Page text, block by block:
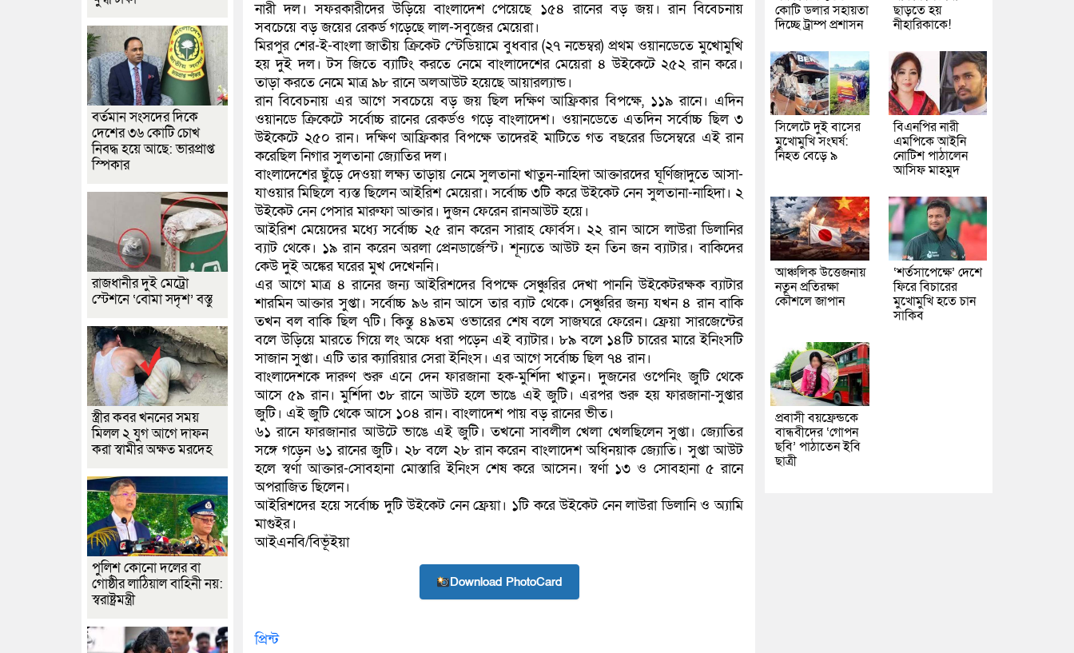
নারী দল। সফরকারীদের উড়িয়ে বাংলাদেশ পেয়েছে ১৫৪ রানের বড় জয়। রান বিবেচনায়
সবচেয়ে বড় জয়ের রেকর্ড গড়েছে লাল-সবুজের মেয়েরা।
মিরপুর শের-ই-বাংলা জাতীয় ক্রিকেট স্টেডিয়ামে বুধবার (২৭ নভেম্বর) প্রথম ওয়ানডেতে মুখোমুখি
হয় দুই দল। টস জিতে ব্যাটিং করতে নেমে বাংলাদেশের মেয়েরা ৪ উইকেটে ২৫২ রান করে।
তাড়া করতে নেমে মাত্র ৯৮ রানে অলআউট হয়েছে আয়ারল্যান্ড।
রান বিবেচনায় এর আগে সবচেয়ে বড় জয় ছিল দক্ষিণ আফ্রিকার বিপক্ষে, ১১৯ রানে। এদিন
ওয়ানডে ক্রিকেটে সর্বোচ্চ রানের রেকর্ডও গড়ে বাংলাদেশ। ওয়ানডেতে এতদিন সর্বোচ্চ ছিল ৩
উইকেটে ২৫০ রান। দক্ষিণ আফ্রিকার বিপক্ষে তাদেরই মাটিতে গত বছরের ডিসেম্বরে এই রান
করেছিল নিগার সুলতানা জ্যোতির দল।
বাংলাদেশের ছুঁড়ে দেওয়া লক্ষ্য তাড়ায় নেমে সুলতানা খাতুন-নাহিদা আক্তারদের ঘূর্ণিজাদুতে আসা-
যাওয়ার মিছিলে ব্যস্ত ছিলেন আইরিশ মেয়েরা। সর্বোচ্চ ৩টি করে উইকেট নেন সুলতানা-নাহিদা। ২
উইকেট নেন পেসার মারুফা আক্তার। দুজন ফেরেন রানআউট হয়ে।
আইরিশ মেয়েদের মধ্যে সর্বোচ্চ ২৫ রান করেন সারাহ ফোর্বস। ২২ রান আসে লাউরা ডিলানির
ব্যাট থেকে। ১৯ রান করেন অরলা প্রেনডার্জেস্ট। শূন্যতে আউট হন তিন জন ব্যাটার। বাকিদের
কেউ দুই অঙ্কের ঘরের মুখ দেখেননি।
এর আগে মাত্র ৪ রানের জন্য আইরিশদের বিপক্ষে সেঞ্চুরির দেখা পাননি উইকেটরক্ষক ব্যাটার
শারমিন আক্তার সুপ্তা। সর্বোচ্চ ৯৬ রান আসে তার ব্যাট থেকে। সেঞ্চুরির জন্য যখন ৪ রান বাকি
তখন বল বাকি ছিল ৭টি। কিন্তু ৪৯তম ওভারের শেষ বলে সাজঘরে ফেরেন। ফ্রেয়া সারজেন্টের
বলে উড়িয়ে মারতে গিয়ে লং অফে ধরা পড়েন এই ব্যাটার। ৮৯ বলে ১৪টি চারের মারে ইনিংসটি
সাজান সুপ্তা। এটি তার ক্যারিয়ার সেরা ইনিংস। এর আগে সর্বোচ্চ ছিল ৭৪ রান।
বাংলাদেশকে দারুণ শুরু এনে দেন ফারজানা হক-মুর্শিদা খাতুন। দুজনের ওপেনিং জুটি থেকে
আসে ৫৯ রান। মুর্শিদা ৩৮ রানে আউট হলে ভাঙে এই জুটি। এরপর শুরু হয় ফারজানা-সুপ্তার
জুটি। এই জুটি থেকে আসে ১০৪ রান। বাংলাদেশ পায় বড় রানের ভীত।
৬১ রানে ফারজানার আউটে ভাঙে এই জুটি। তখনো সাবলীল খেলা খেলছিলেন সুপ্তা। জ্যোতির
সঙ্গে গড়েন ৬১ রানের জুটি। ২৮ বলে ২৮ রান করেন বাংলাদেশ অধিনয়াক জ্যোতি। সুপ্তা আউট
হলে স্বর্ণা আক্তার-সোবহানা মোস্তারি ইনিংস শেষ করে আসেন। স্বর্ণা ১৩ ও সোবহানা ৫ রানে
অপরাজিত ছিলেন।
আইরিশদের হয়ে সর্বোচ্চ দুটি উইকেট নেন ফ্রেয়া। ১টি করে উইকেট নেন লাউরা ডিলানি ও অ্যামি
মাগুইর।
আইএনবি/বিভূঁইয়া
Download PhotoCard
প্রিন্ট
বর্তমান সংসদের দিকে
দেশের ৩৬ কোটি চোখ
নিবদ্ধ হয়ে আছে: ভারপ্রাপ্ত
স্পিকার
রাজধানীর দুই মেট্রো
স্টেশনে ‘বোমা সদৃশ’ বস্তু
স্ত্রীর কবর খননের সময়
মিলল ২ যুগ আগে দাফন
করা স্বামীর অক্ষত মরদেহ
পুলিশ কোনো দলের বা
গোষ্ঠীর লাঠিয়াল বাহিনী নয়:
স্বরাষ্ট্রমন্ত্রী
কোটি ডলার সহায়তা
দিচ্ছে ট্রাম্প প্রশাসন
ছাড়তে হয়
নীহারিকাকে!
সিলেটে দুই বাসের
মুখোমুখি সংঘর্ষ:
নিহত বেড়ে ৯
বিএনপির নারী
এমপিকে আইনি
নোটিশ পাঠালেন
আসিফ মাহমুদ
আঞ্চলিক উত্তেজনায়
নতুন প্রতিরক্ষা
কৌশলে জাপান
‘শর্তসাপেক্ষে’ দেশে
ফিরে বিচারের
মুখোমুখি হতে চান
সাকিব
প্রবাসী বয়ফ্রেন্ডকে
বান্ধবীদের ‘গোপন
ছবি’ পাঠাতেন ইবি
ছাত্রী